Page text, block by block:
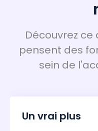
Découvrez
pensent des
sein de
Un vrai plus